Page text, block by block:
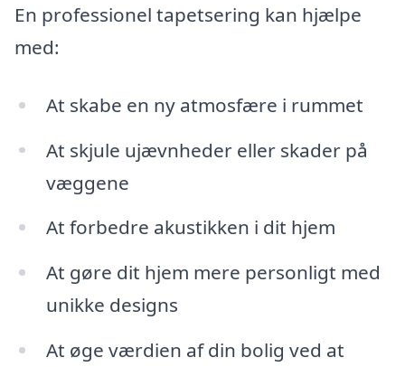
En professionel tapetsering kan hjælpe
med:
At skabe en ny atmosfære i rummet
At skjule ujævnheder eller skader på
væggene
At forbedre akustikken i dit hjem
At gøre dit hjem mere personligt med
unikke designs
At øge værdien af din bolig ved at